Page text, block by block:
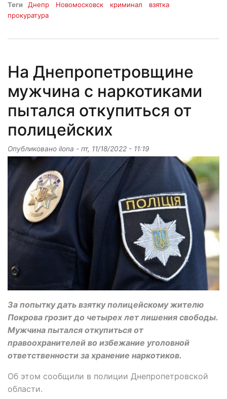
Теги Днепр Новомосковск криминал
взятка
прокуратура
На Днепропетровщине
мужчина с наркотиками
пытался откупиться от
полицейских
Опубликовано ilona - пт, 11/18/2022 - 11:19
За попытку дать взятку полицейскому жителю
Покрова грозит до четырех лет лишения свободы.
Мужчина пытался откупиться от
правоохранителей во избежание уголовной
ответственности за хранение наркотиков.
Об этом сообщили в полиции Днепропетровской
области.